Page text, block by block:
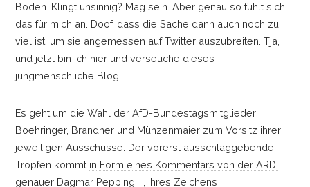
Boden. Klingt unsinnig? Mag sein. Aber genau so fühlt sich
das für mich an. Doof, dass die Sache dann auch noch zu
viel ist, um sie angemessen auf Twitter auszubreiten. Tja,
und jetzt bin ich hier und verseuche dieses
jungmenschliche Blog.
Es geht um die Wahl der AfD-Bundestagsmitglieder
Boehringer, Brandner und Münzenmaier zum Vorsitz ihrer
jeweiligen Ausschüsse. Der vorerst ausschlaggebende
Tropfen kommt in Form eines Kommentars von der ARD,
genauer Dagmar Pepping
, ihres Zeichens